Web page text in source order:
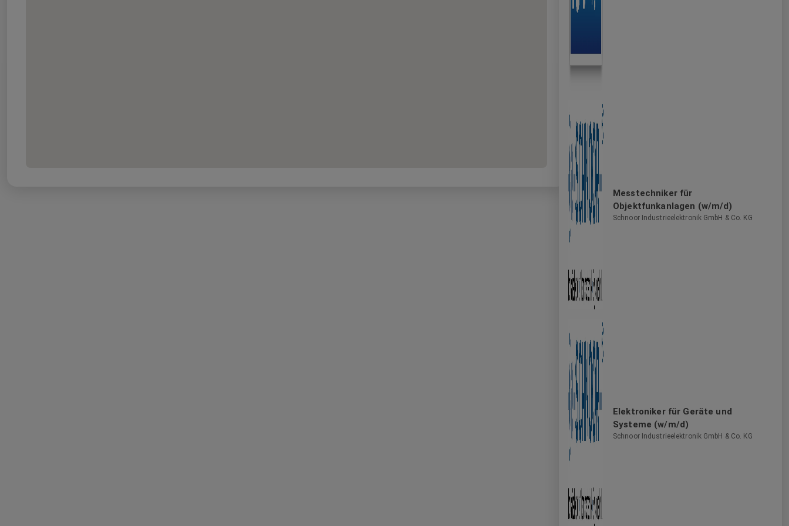
Messtechniker für
Objektfunkanlagen (w/m/d)
Schnoor Industrieelektronik GmbH & Co. KG
Elektroniker für Geräte und
Systeme (w/m/d)
Schnoor Industrieelektronik GmbH & Co. KG